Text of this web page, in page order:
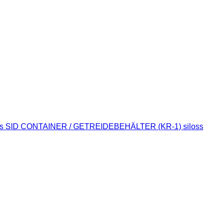
SID CONTAINER / GETREIDEBEHÄLTER (KR-1) siloss